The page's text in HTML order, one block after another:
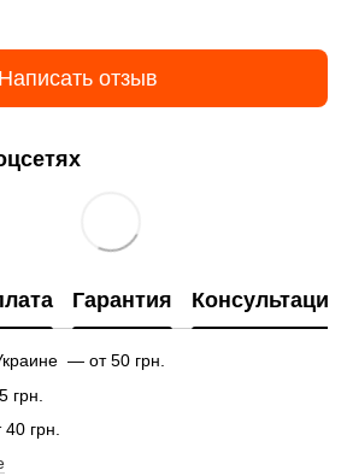
Написать отзыв
Гарантия Консультация
— от 50 грн.
грн.
грн.